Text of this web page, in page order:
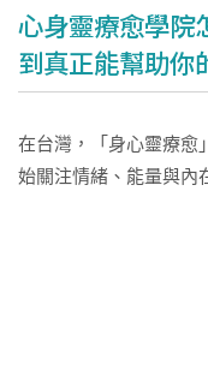
心身靈療愈學院
到真正能幫助你
在台灣，「身心靈療愈
始關注情緒、能量與內